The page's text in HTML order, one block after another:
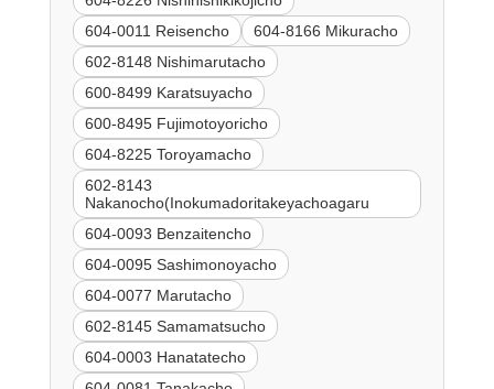
604-0011 Reisencho
604-8166 Mikuracho
602-8148 Nishimarutacho
600-8499 Karatsuyacho
600-8495 Fujimotoyoricho
604-8225 Toroyamacho
602-8143
Nakanocho(Inokumadoritakeyachoagaru
604-0093 Benzaitencho
604-0095 Sashimonoyacho
604-0077 Marutacho
602-8145 Samamatsucho
604-0003 Hanatatecho